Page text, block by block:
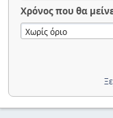
Χρόνος που θα